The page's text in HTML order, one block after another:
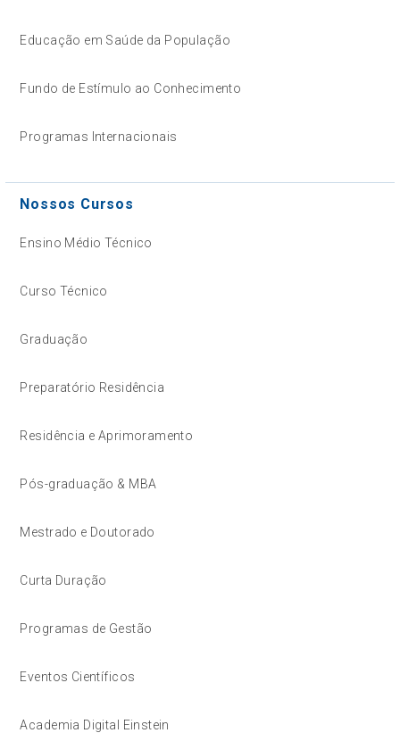
Educação em Saúde da População
Fundo de Estímulo ao Conhecimento
Programas Internacionais
Nossos Cursos
Ensino Médio Técnico
Curso Técnico
Graduação
Preparatório Residência
Residência e Aprimoramento
Pós-graduação & MBA
Mestrado e Doutorado
Curta Duração
Programas de Gestão
Eventos Científicos
Academia Digital Einstein